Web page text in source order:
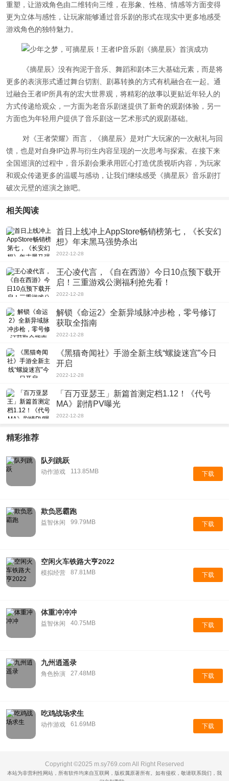
重塑，让游戏角色由二维转向三维，在形象、性格、情感等方面变得
更为立体与感性，让玩家能够通过音乐剧的形式在现实中更多地感受
游戏角色的独特魅力。
《摘星辰》没有拘泥于音乐、舞蹈和剧本三大基础元素，而是将
更多的表演形式通过舞台切割、剧幕转换的方式有机融合在一起。通
过融合王者IP所具有的宏大世界观，将精彩的故事以更贴近年轻人的
方式传递给观众，一方面为老音乐剧迷提供了新奇的观剧体验，另一
方面也为年轻用户提供了音乐剧这一艺术形式的观剧基础。
对《王者荣耀》而言，《摘星辰》是对广大玩家的一次献礼与回
馈，也是对自身IP边界与衍生内容呈现的一次思考与探索。在接下来
全国巡演的过程中，音乐剧会秉承用匠心打造优质视听内容，为玩家
和观众传递更多的温暖与感动，让我们继续感受《摘星辰》音乐剧打
破次元壁的巡演之旅吧。
相关阅读
首日上线冲上AppStore畅销榜第七，《长安幻
想》年末黑马强势杀出
2022-12-28
王心凌代言，《自在西游》今日10点预下载开
启！三重游戏公测福利抢先看！
2022-12-28
解锁《命运2》全新异域脉冲步枪，零号修订
获取全指南
2022-12-28
《黑猫奇闻社》手游全新主线“螺旋迷宫”今日
开启
2022-12-28
「百万亚瑟王」新篇首测定档1.12！《代号
MA》剧情PV曝光
2022-12-28
精彩推荐
队列跳跃
动作游戏 113.85MB 下载
欺负恶霸跑
益智休闲 99.79MB 下载
空闲火车铁路大亨2022
模拟经营 87.81MB 下载
体重冲冲冲
益智休闲 40.75MB 下载
九州逍遥录
角色扮演 27.48MB 下载
吃鸡战场求生
动作游戏 61.69MB 下载
Copyright ©2025 m.sy769.com All Right Reserved
本站为非营利性网站，所有软件均来自互联网，版权属原著所有。如有侵权，敬请联系我们，我